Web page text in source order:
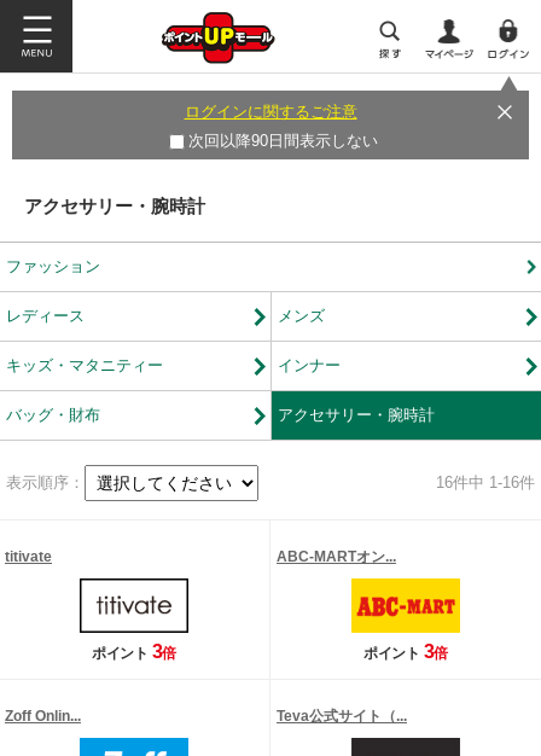
ログインに関するご注意
次回以降90日間表示しない
アクセサリー・腕時計
ファッション
レディース メンズ
キッズ・マタニティー インナー
バッグ・財布 アクセサリー・腕時計
表示順序： 16件中 1-16件
titivate
ポイント 3倍
ABC-MARTオン...
ポイント 3倍
Zoff Onlin... Teva公式サイト（...